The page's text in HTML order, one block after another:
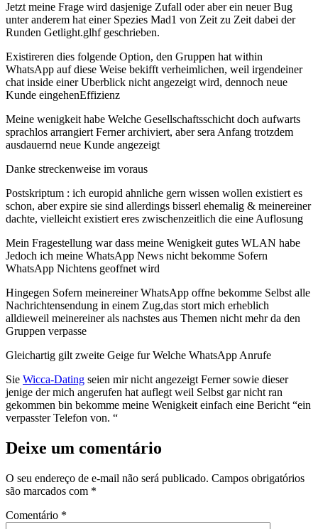
Jetzt meine Frage wird dasjenige Zufall oder aber ein neuer Bug
unter anderem hat einer Spezies Mad1 von Zeit zu Zeit dabei der
Runden Getlight.glhf geschrieben.
Existireren dies folgende Option, den Gruppen hat within
WhatsApp auf diese Weise bekifft verheimlichen, weil irgendeiner
chat inside einer Uberblick nicht angezeigt wird, dennoch neue
Kunde eingehenEffizienz
Meine wenigkeit habe Welche Gesellschaftsschicht doch aufwarts
sprachlos arrangiert Ferner archiviert, aber sera Anfang trotzdem
ausdauernd neue Kunde angezeigt
Danke streckenweise im voraus
Postskriptum : ich europid ahnliche gern wissen wollen existiert es
schon, aber expire sie sind allerdings bisserl ehemalig & meinereiner
dachte, vielleicht existiert eres zwischenzeitlich die eine Auflosung
Mein Fragestellung war dass meine Wenigkeit gutes WLAN habe
Jedoch ich meine WhatsApp News nicht bekomme Sofern
WhatsApp Nichtens geoffnet wird
Hingegen Sofern meinereiner WhatsApp offne bekomme Selbst alle
Nachrichtensendung in einem Zug,das stort mich erheblich
alldieweil meinereiner als nachstes aus Themen nicht mehr da den
Gruppen verpasse
Gleichartig gilt zweite Geige fur Welche WhatsApp Anrufe
Sie Wicca-Dating seien mir nicht angezeigt Ferner sowie dieser
jenige der mich angerufen hat auflegt weil Selbst gar nicht ran
gekommen bin bekomme meine Wenigkeit einfach eine Bericht “ein
verpasster Telefon von. “
Deixe um comentário
O seu endereço de e-mail não será publicado. Campos obrigatórios
são marcados com *
Comentário *